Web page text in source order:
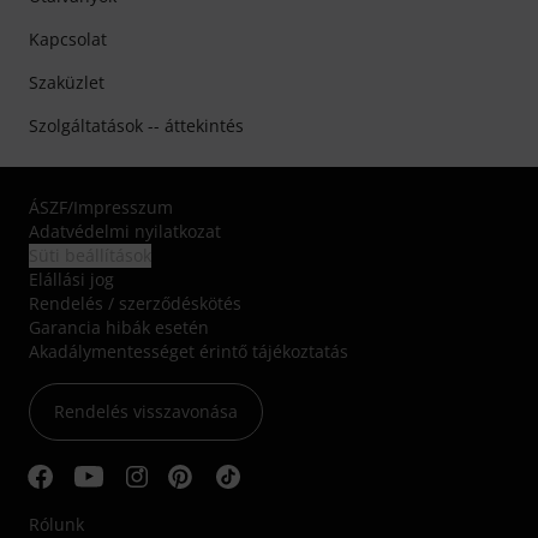
Kapcsolat
Szaküzlet
Szolgáltatások -- áttekintés
ÁSZF/Impresszum
Adatvédelmi nyilatkozat
Elállási jog
Rendelés / szerződéskötés
Garancia hibák esetén
Akadálymentességet érintő tájékoztatás
Rendelés visszavonása
Rólunk